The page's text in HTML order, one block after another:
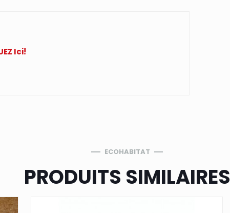
Ici!
ECOHABITAT
PRODUITS SIMILAIRES